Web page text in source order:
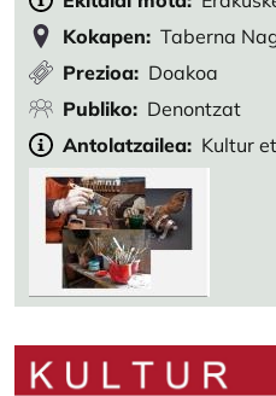
Kokapen
Taberna
Prezioa
Doakoa
Publiko
Denontzat
Antolatzailea
Kultur